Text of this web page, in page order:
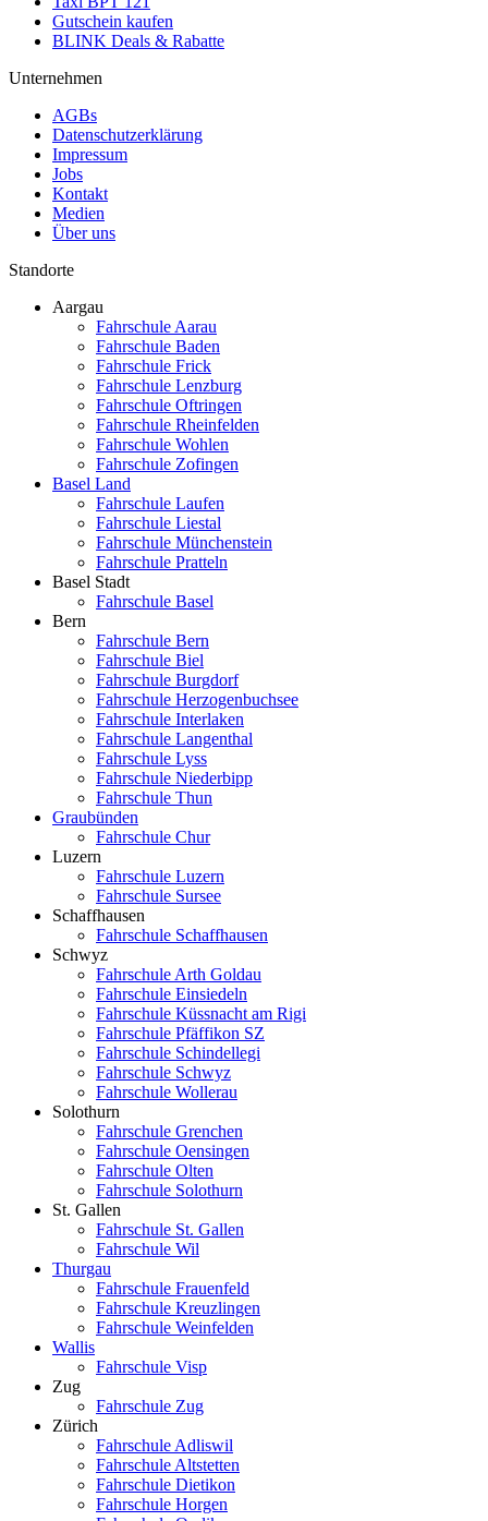
Gutschein kaufen
BLINK Deals & Rabatte
Unternehmen
AGBs
Datenschutzerklärung
Impressum
Jobs
Kontakt
Medien
Über uns
Standorte
Aargau
Fahrschule Aarau
Fahrschule Baden
Fahrschule Frick
Fahrschule Lenzburg
Fahrschule Oftringen
Fahrschule Rheinfelden
Fahrschule Wohlen
Fahrschule Zofingen
Basel Land
Fahrschule Laufen
Fahrschule Liestal
Fahrschule Münchenstein
Fahrschule Pratteln
Basel Stadt
Fahrschule Basel
Bern
Fahrschule Bern
Fahrschule Biel
Fahrschule Burgdorf
Fahrschule Herzogenbuchsee
Fahrschule Interlaken
Fahrschule Langenthal
Fahrschule Lyss
Fahrschule Niederbipp
Fahrschule Thun
Graubünden
Fahrschule Chur
Luzern
Fahrschule Luzern
Fahrschule Sursee
Schaffhausen
Fahrschule Schaffhausen
Schwyz
Fahrschule Arth Goldau
Fahrschule Einsiedeln
Fahrschule Küssnacht am Rigi
Fahrschule Pfäffikon SZ
Fahrschule Schindellegi
Fahrschule Schwyz
Fahrschule Wollerau
Solothurn
Fahrschule Grenchen
Fahrschule Oensingen
Fahrschule Olten
Fahrschule Solothurn
St. Gallen
Fahrschule St. Gallen
Fahrschule Wil
Thurgau
Fahrschule Frauenfeld
Fahrschule Kreuzlingen
Fahrschule Weinfelden
Wallis
Fahrschule Visp
Zug
Fahrschule Zug
Zürich
Fahrschule Adliswil
Fahrschule Altstetten
Fahrschule Dietikon
Fahrschule Horgen